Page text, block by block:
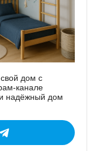
дом с
канале
и надёжный дом